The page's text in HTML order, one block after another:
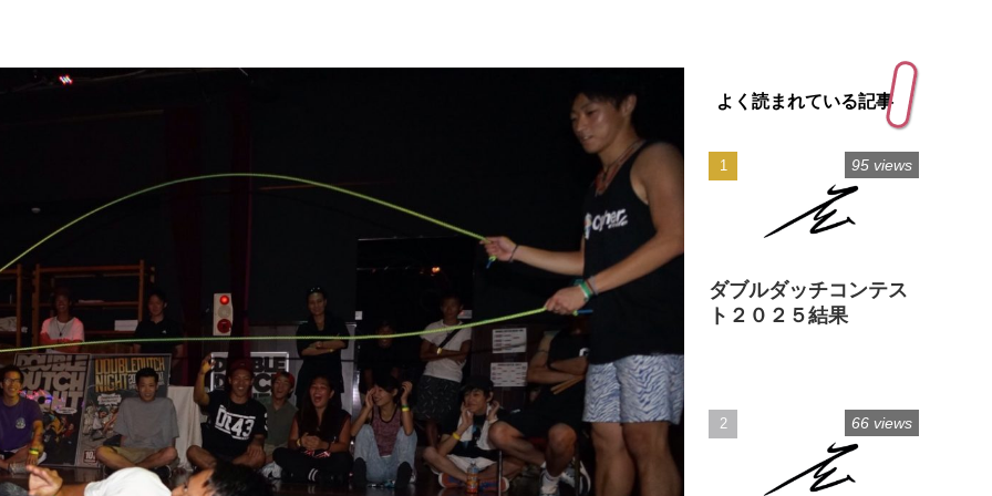
よく読まれている記事
ダブルダッチコンテス
ト２０２５結果
95 views
66 views